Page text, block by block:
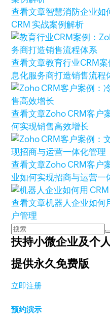
查看文章智慧消防企业如
CRM 实战案例解析
查看文章教育行业CRM
息化服务商打造销售流程
查看文章Zoho CRM客户
何实现销售高效增长
查看文章Zoho CRM客户
业如何实现招商与运营一
查看文章机器人企业如何
户管理
扶持小微企业及个
提供永久免费版
立即注册
预约演示